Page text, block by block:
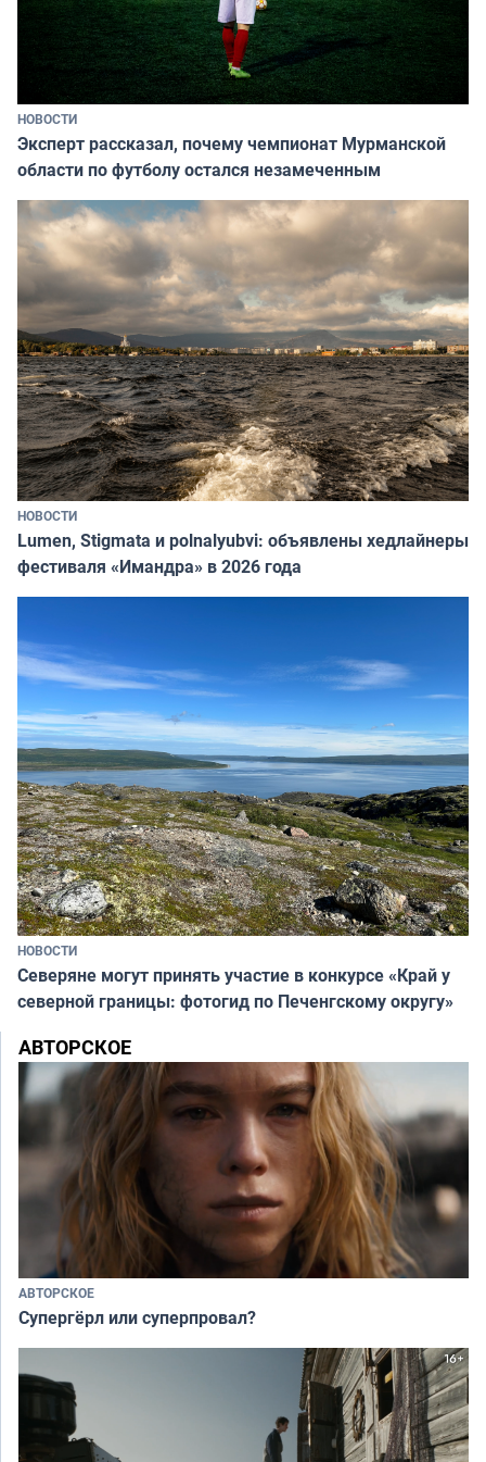
НОВОСТИ
Эксперт рассказал, почему чемпионат Мурманской
области по футболу остался незамеченным
НОВОСТИ
Lumen, Stigmata и polnalyubvi: объявлены хедлайнеры
фестиваля «Имандра» в 2026 года
НОВОСТИ
Северяне могут принять участие в конкурсе «Край у
северной границы: фотогид по Печенгскому округу»
АВТОРСКОЕ
АВТОРСКОЕ
Супергёрл или суперпровал?